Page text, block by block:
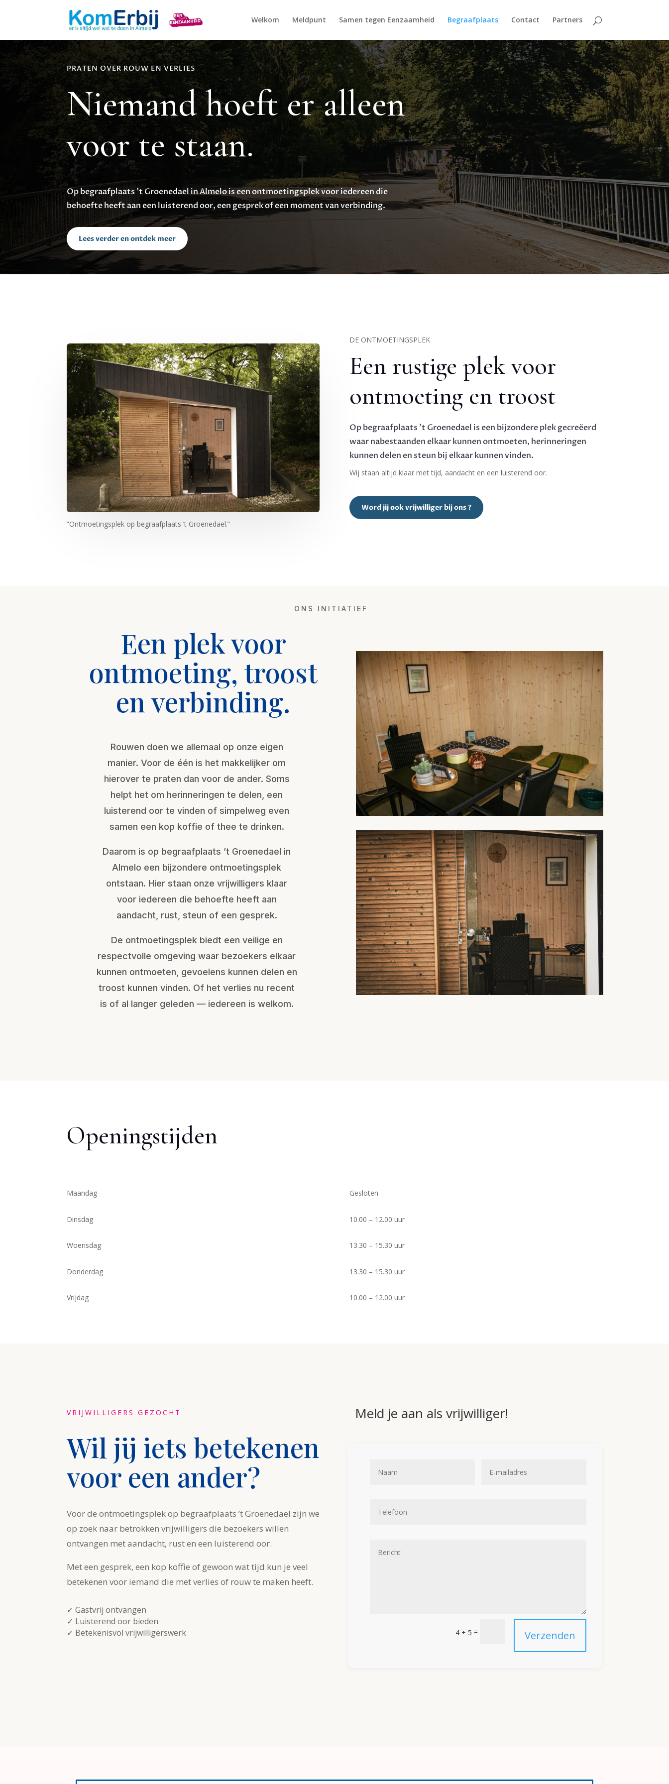
Welkom Meldpunt Samen tegen Eenzaamheid Begraafplaats Contact Partners
PRATEN OVER ROUW EN VERLIES
Niemand hoeft er alleen
voor te staan.
Op begraafplaats ’t Groenedael in Almelo is een ontmoetingsplek voor iedereen die
behoefte heeft aan een luisterend oor, een gesprek of een moment van verbinding.
Lees verder en ontdek meer
”Ontmoetingsplek op begraafplaats ’t Groenedael.”
DE ONTMOETINGSPLEK
Een rustige plek voor
ontmoeting en troost
Op begraafplaats ’t Groenedael is een bijzondere plek gecreëerd
waar nabestaanden elkaar kunnen ontmoeten, herinneringen
kunnen delen en steun bij elkaar kunnen vinden.
Wij staan altijd klaar met tijd, aandacht en een luisterend oor.
Word jij ook vrijwilliger bij ons ?
ONS INITIATIEF
Een plek voor
ontmoeting, troost
en verbinding.
Rouwen doen we allemaal op onze eigen
manier. Voor de één is het makkelijker om
hierover te praten dan voor de ander. Soms
helpt het om herinneringen te delen, een
luisterend oor te vinden of simpelweg even
samen een kop koffie of thee te drinken.
Daarom is op begraafplaats ’t Groenedael in
Almelo een bijzondere ontmoetingsplek
ontstaan. Hier staan onze vrijwilligers klaar
voor iedereen die behoefte heeft aan
aandacht, rust, steun of een gesprek.
De ontmoetingsplek biedt een veilige en
respectvolle omgeving waar bezoekers elkaar
kunnen ontmoeten, gevoelens kunnen delen en
troost kunnen vinden. Of het verlies nu recent
is of al langer geleden — iedereen is welkom.
Openingstijden
Maandag
Dinsdag
Woensdag
Donderdag
Vrijdag
Gesloten
10.00 – 12.00 uur
13.30 – 15.30 uur
13.30 – 15.30 uur
10.00 – 12.00 uur
VRIJWILLIGERS GEZOCHT
Wil jij iets betekenen
voor een ander?
Voor de ontmoetingsplek op begraafplaats ’t Groenedael zijn we
op zoek naar betrokken vrijwilligers die bezoekers willen
ontvangen met aandacht, rust en een luisterend oor.
Met een gesprek, een kop koffie of gewoon wat tijd kun je veel
betekenen voor iemand die met verlies of rouw te maken heeft.
✓ Gastvrij ontvangen
✓ Luisterend oor bieden
✓ Betekenisvol vrijwilligerswerk
Meld je aan als vrijwilliger!
4 + 5 = Verzenden